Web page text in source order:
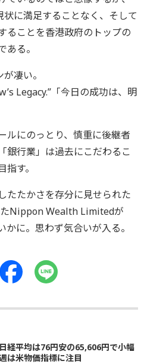
に満足することなく、そして
ることを香港政府のトップの
る。
凄い。
Legacy.”「今日の成功は、明
ルにのっとり、慎重に後継者
銀行業」は過去にこだわるこ
す。
たたかさを存分に見せられた
Nippon Wealth Limitedが
に。思わず気合いが入る。
日経平均は76円安の65,606円で小幅
は米物価指標に注目